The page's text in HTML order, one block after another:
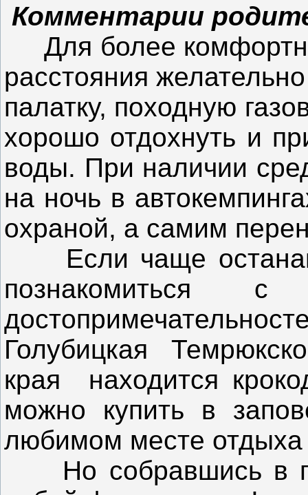
Комментарии
Для более
расстояния
палатку, походную
хорошо отдохнуть и
воды. При наличии
на ночь в
охраной, а самим
Если чаще
познакомиться с
Голубицкая
края находится
можно купить в
любимом месте отдыха
Но собравшись в